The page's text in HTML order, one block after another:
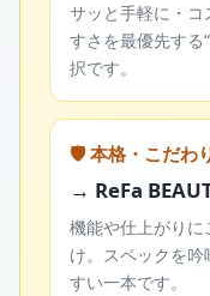
サッと手軽に・
すさを最優先する
択です。
🛡️ 本格・こだわ
→ ReFa
機能や仕上がりに
け。スペックを吟
すい一本です。